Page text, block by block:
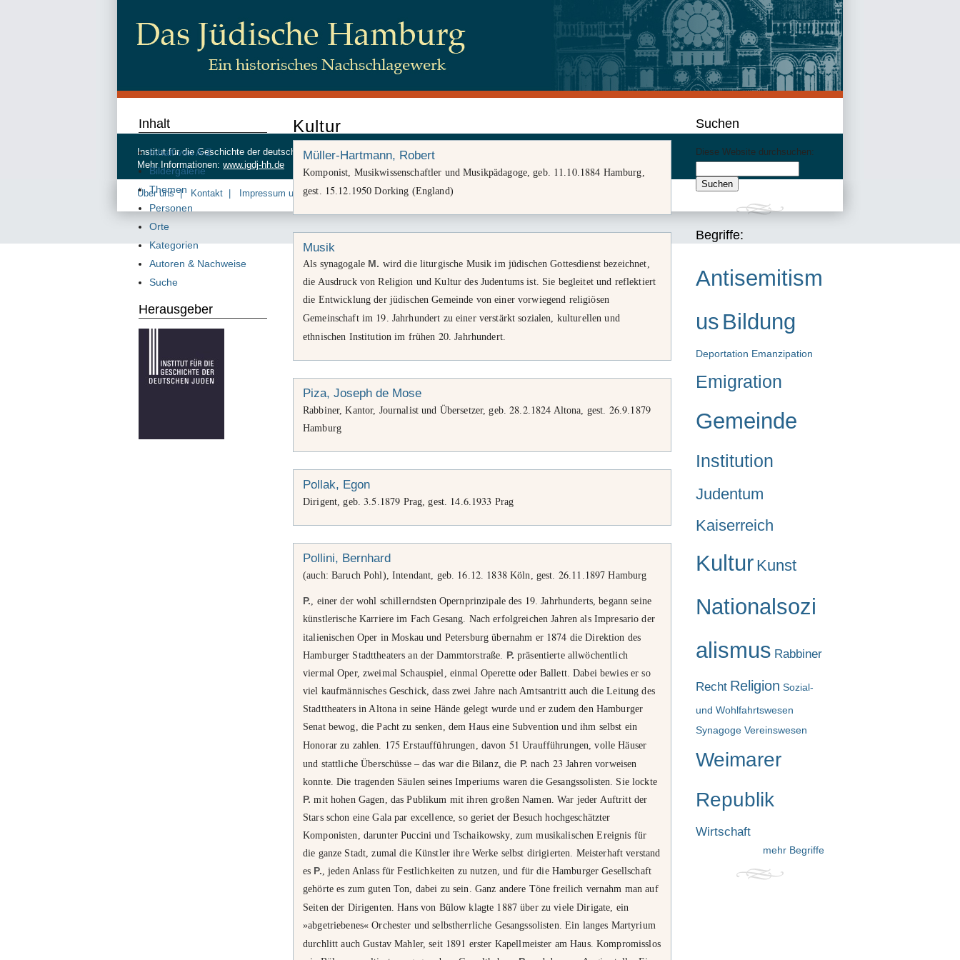
Kultur
Müller-Hartmann, Robert
Komponist, Musikwissenschaftler und Musikpädagoge, geb. 11 10. 1884 Hamburg,
gest.
15 12 1950 Dorking (England)
Musik
Als synagogale M. wird die liturgische Musik im jüdischen Gottesdienst bezeichnet,
die Ausdruck von Religion und Kultur des Judentums ist. Sie begleitet und reflektiert
die Entwicklung der jüdischen Gemeinde von einer vorwiegend religiösen
Gemeinschaft im 19 . Jahrhundert zu einer verstärkt sozialen, kulturellen und
ethnischen Institution im frühen 20 . Jahrhundert.
Piza, Joseph de Mose
Rabbiner, Kantor, Journalist und Übersetzer, geb.28 2. 1824 Altona, gest. 26.9 1879
Hamburg
Pollak, Egon
Dirigent, geb. 3 .5 1879 Prag, gest. 14 6. 1933 Prag
Pollini, Bernhard
(auch: Baruch Pohl), Intendant, geb. 16 12 1838Köln, gest. 26 11 1897 Hamburg
P. , einer der wohl schillerndsten Opernprinzipale des 19 . Jahrhunderts, begann seine
künstlerische Karriere im Fach Gesang. Nach erfolgreichen Jahren als Impresario der
italienischen Oper in Moskau und Petersburg übernahm er 1874 die Direktion des
Hamburger Stadttheaters an der Dammtorstraße. P. präsentierte allwöchentlich
viermal Oper, zweimal Schauspiel, einmal Operette oder Ballett. Dabei bewies er so
viel kaufmännisches Geschick, dass zwei Jahre nach Amtsantritt auch die Leitung des
Stadttheaters in Altona in seine Hände gelegt wurde und er zudem den Hamburger
Senat bewog, die Pacht zu senken, dem Haus eine Subvention und ihm selbst ein
Honorar zu zahlen.
175 Erstaufführungen, davon 51 Uraufführungen, volle Häuser
und stattliche Überschüsse – das war die Bilanz, die P. nach 23 Jahren vorweisen
konnte. Die tragenden Säulen seines Imperiums waren die Gesangssolisten. Sie lockte
P. mit hohen Gagen, das Publikum mit ihren großen Namen. War jeder Auftritt der
Stars schon eine Gala par excellence, so geriet der Besuch hochgeschätzter
Komponisten, darunter Puccini und Tschaikowsky, zum musikalischen Ereignis für
die ganze Stadt, zumal die Künstler ihre Werke selbst dirigierten. Meisterhaft verstand
es P. , jeden Anlass für Festlichkeiten zu nutzen, und für die Hamburger Gesellschaft
gehörte es zum guten Ton, dabei zu sein. Ganz andere Töne freilich vernahm man auf
Seiten der Dirigenten. Hans von Bülow klagte 1887 über zu viele Dirigate, ein
»abgetriebenes« Orchester und selbstherrliche Gesangssolisten. Ein langes Martyrium
durchlitt auch Gustav Mahler, seit 1891 erster Kapellmeister am Haus. Kompromisslos
Inhalt
Inhalt von A-Z
Bildergalerie
Themen
Personen
Orte
Kategorien
Autoren & Nachweise
Suche
Herausgeber
Suchen
Diese Website durchsuchen:
Begriffe:
Antisemitism
us Bildung
Deportation Emanzipation
Emigration
Gemeinde
Institution
Judentum
Kaiserreich
Kultur Kunst
Nationalsozi
alismus Rabbiner
Recht Religion Sozial-
und Wohlfahrtswesen
Synagoge Vereinswesen
Weimarer
Republik
Wirtschaft
mehr Begriffe
Institut für die Geschichte der deutschen Juden, Beim Schlump 83, 20144 Hamburg
Mehr Informationen: www.igdj-hh.de
Über uns Kontakt Impressum und Datenschutz